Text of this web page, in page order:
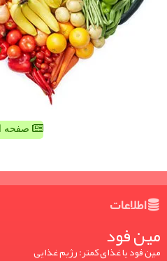
صفحه
اطلاعات
مین فود
مین فود یا غذای کمتر: رژیم غذایی